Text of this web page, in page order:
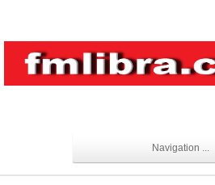
Navigation ...